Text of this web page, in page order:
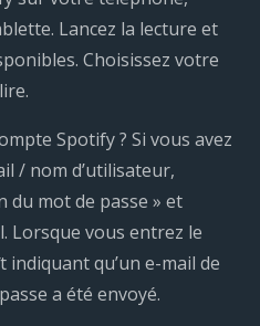
Lancez la lecture et
Choisissez votre
Spotify ? Si vous avez
/ nom d’utilisateur,
du mot de passe » et
Lorsque vous entrez le
qu’un e-mail de
a été envoyé.